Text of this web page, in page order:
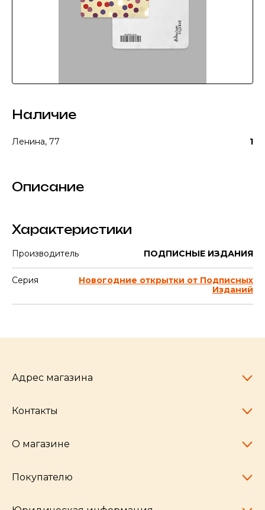
Наличие
Ленина, 77 1
Описание
Характеристики
Производитель ПОДПИСНЫЕ ИЗДАНИЯ
Серия
Новогодние открытки от Подписных
Изданий
Адрес магазина
Челябинск,
Контакты
pocherkartshop@mail.ru
hello@pocherkartshop.ru
О магазине
Наши истории
Покупателю